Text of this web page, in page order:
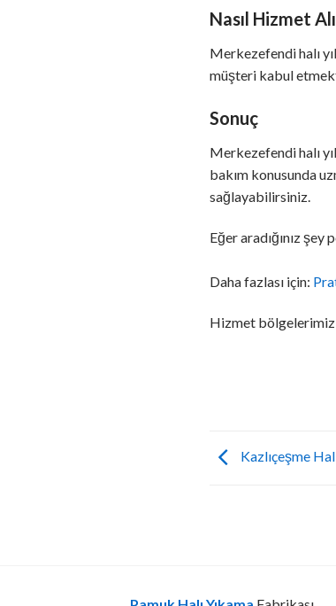
Nasıl Hizmet
Merkezefendi halı
müşteri kabul
Sonuç
Merkezefendi halı
bakım konusunda
sağlayabilirsiniz.
Eğer aradığınız
Daha fazlası için:
Hizmet bölgelerimiz
Kazlıçeşme